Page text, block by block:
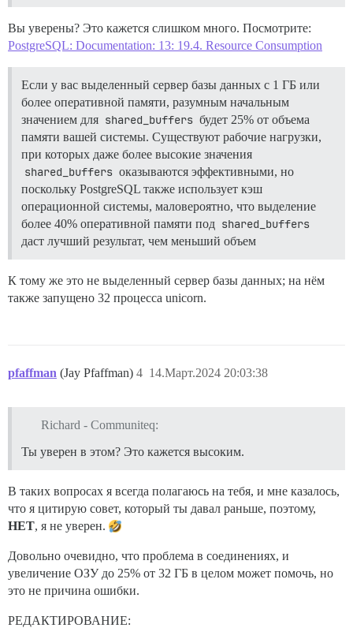
Вы уверены? Это кажется слишком много. Посмотрите:
PostgreSQL: Documentation: 13: 19.4. Resource Consumption
Если у вас выделенный сервер базы данных с 1 ГБ или
более оперативной памяти, разумным начальным
значением для shared_buffers будет 25% от объема
памяти вашей системы. Существуют рабочие нагрузки,
при которых даже более высокие значения
shared_buffers оказываются эффективными, но
поскольку PostgreSQL также использует кэш
операционной системы, маловероятно, что выделение
более 40% оперативной памяти под shared_buffers
даст лучший результат, чем меньший объем
К тому же это не выделенный сервер базы данных; на нём
также запущено 32 процесса unicorn.
pfaffman (Jay Pfaffman) 14.Март.2024 20:03:38
4
Richard - Communiteq:
Ты уверен в этом? Это кажется высоким.
В таких вопросах я всегда полагаюсь на тебя, и мне казалось,
что я цитирую совет, который ты давал раньше, поэтому,
НЕТ, я не уверен.
Довольно очевидно, что проблема в соединениях, и
увеличение ОЗУ до 25% от 32 ГБ в целом может помочь, но
это не причина ошибки.
РЕДАКТИРОВАНИЕ: